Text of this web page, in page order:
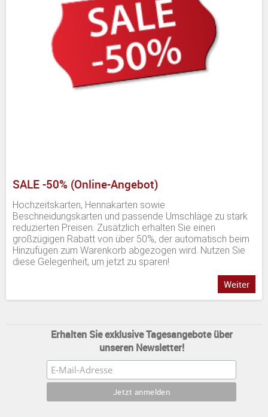
SALE -50% (Online-Angebot)
Hochzeitskarten, Hennakarten sowie
Beschneidungskarten und passende Umschläge zu stark
reduzierten Preisen. Zusätzlich erhalten Sie einen
großzügigen Rabatt von über 50%, der automatisch beim
Hinzufügen zum Warenkorb abgezogen wird. Nutzen Sie
diese Gelegenheit, um jetzt zu sparen!
Weiter
Erhalten Sie exklusive Tagesangebote über
unseren Newsletter!